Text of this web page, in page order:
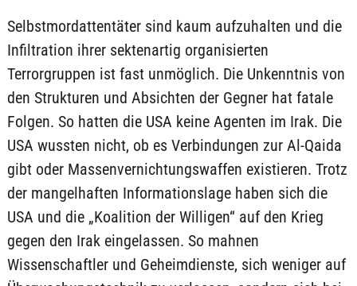
Selbstmordattentäter sind kaum aufzuhalten und die
Infiltration ihrer sektenartig organisierten
Terrorgruppen ist fast unmöglich. Die Unkenntnis von
den Strukturen und Absichten der Gegner hat fatale
Folgen. So hatten die USA keine Agenten im Irak. Die
USA wussten nicht, ob es Verbindungen zur Al-Qaida
gibt oder Massenvernichtungswaffen existieren. Trotz
der mangelhaften Informationslage haben sich die
USA und die „Koalition der Willigen“ auf den Krieg
gegen den Irak eingelassen. So mahnen
Wissenschaftler und Geheimdienste, sich weniger auf